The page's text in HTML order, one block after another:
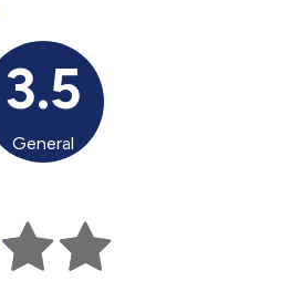
3.5
General